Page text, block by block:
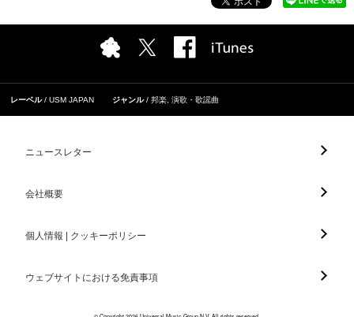
レーベル USM JAPAN ジャンル 邦楽 演歌・歌謡曲
ニュースレター
会社概要
個人情報 | クッキーポリシー
ウェブサイトにおける免責事項